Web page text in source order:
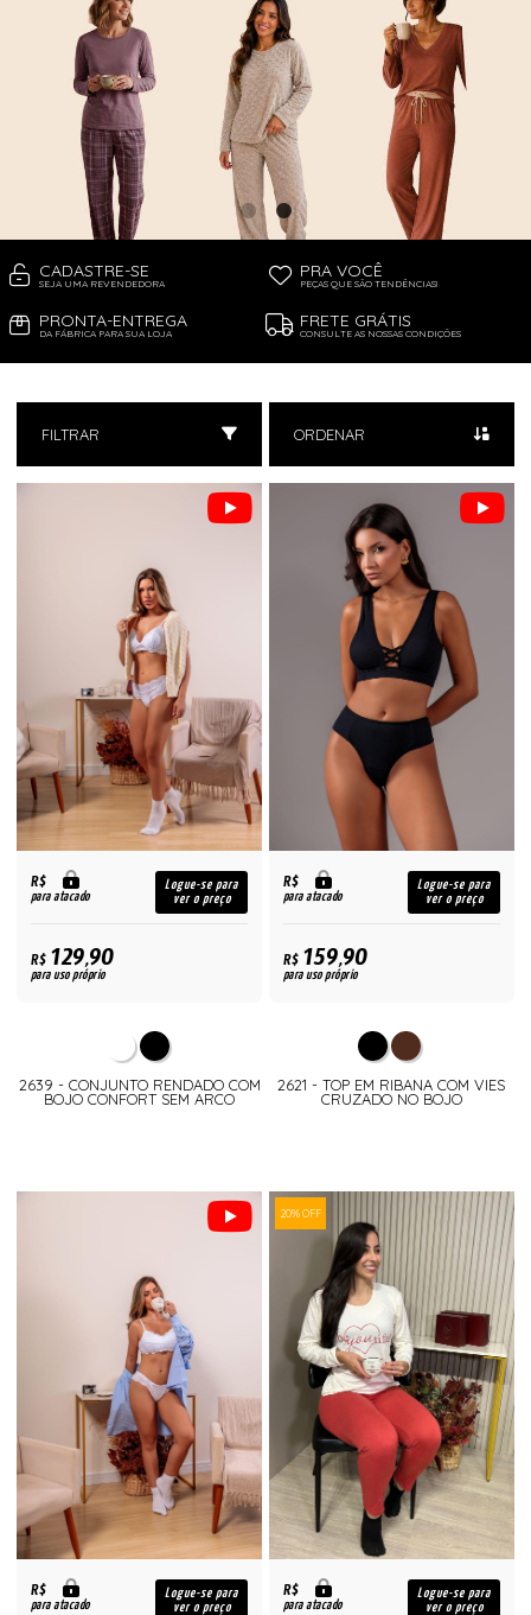
CADASTRE-SE
SEJA UMA REVENDEDORA
PRA VOCÊ
PEÇAS QUE SÃO TENDÊNCIAS!
PRONTA-ENTREGA
DA FÁBRICA PARA SUA LOJA
FRETE GRÁTIS
CONSULTE AS NOSSAS CONDIÇÕES
FILTRAR ORDENAR
R$
para atacado
Logue-se para
ver o preço
R$129,90
para uso próprio
2639 - CONJUNTO RENDADO COM
BOJO CONFORT SEM ARCO
R$
para atacado
Logue-se para
ver o preço
R$159,90
para uso próprio
2621 - TOP EM RIBANA COM VIES
CRUZADO NO BOJO
R$
para atacado
Logue-se para
ver o preço
20% OFF
R$
para atacado
Logue-se para
ver o preço